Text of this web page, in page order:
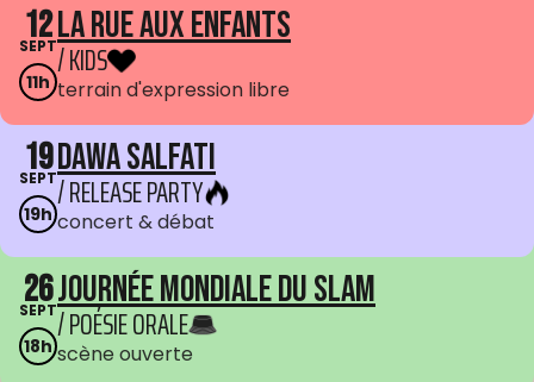
12
SEPT
11h
La Rue aux enfants
/ KIDS
terrain d'expression libre
19
SEPT
19h
Dawa Salfati
/ RELEASE PARTY
concert & débat
26
SEPT
18h
Journée mondiale du Slam
/ POÉSIE ORALE
scène ouverte